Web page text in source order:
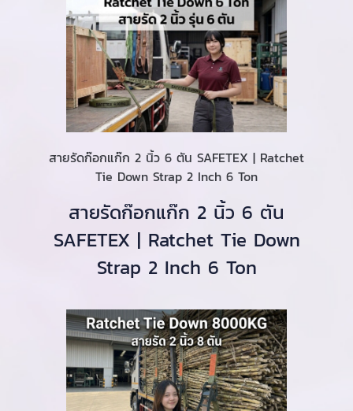
สายรัดก๊อกแก๊ก 2 นิ้ว 6 ตัน SAFETEX | Ratchet
Tie Down Strap 2 Inch 6 Ton
สายรัดก๊อกแก๊ก 2 นิ้ว 6 ตัน
SAFETEX | Ratchet Tie Down
Strap 2 Inch 6 Ton